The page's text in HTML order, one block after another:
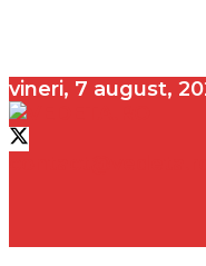
vineri, 7 august,